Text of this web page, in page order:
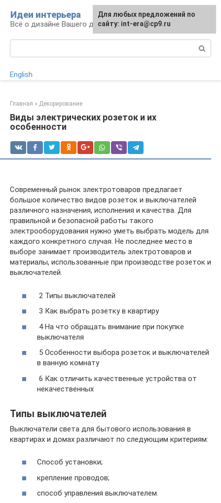
контенту
Идеи интерьера
Всё о дизайне Вашего дома
English
Главная » Декорирование
Виды электрических розеток и их
особенности
Современный рынок электротоваров предлагает
большое количество видов розеток и выключателей
различного назначения, исполнения и качества. Для
правильной и безопасной работы такого
электрооборудования нужно уметь выбрать модель для
каждого конкретного случая. Не последнее место в
выборе занимает производитель электротоваров и
материалы, использованные при производстве розеток и
выключателей.
2 Типы выключателей
3 Как выбрать розетку в квартиру
4 На что обращать внимание при покупке
выключателя
5 Особенности выбора розеток и выключателей
в ванную комнату
6 Как отличить качественные устройства от
некачественных
Типы выключателей
Выключатели света для бытового использования в
квартирах и домах различают по следующим критериям:
Способ установки;
крепление проводов;
способ управления выключателем.
Для любых предложений по
сайту: int-era@cp9.ru